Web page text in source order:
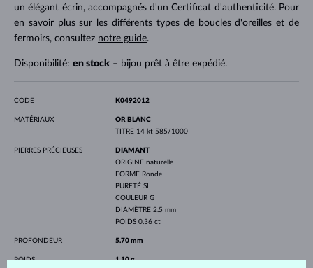
un élégant écrin, accompagnés d'un Certificat d'authenticité. Pour
en savoir plus sur les différents types de boucles d'oreilles et de
fermoirs, consultez notre guide.
Disponibilité: en stock– bijou prêt à être expédié.
CODE K0492012
MATÉRIAUX
OR BLANC
TITRE 14 kt 585/1000
PIERRES PRÉCIEUSES
DIAMANT
ORIGINE naturelle
FORME Ronde
PURETÉ SI
COULEUR G
DIAMÈTRE 2.5 mm
POIDS 0.36 ct
PROFONDEUR 5.70 mm
POIDS 1.10 g